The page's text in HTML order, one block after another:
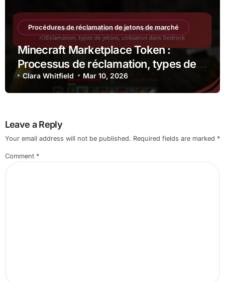
Procédures de réclamation de jetons de marché
Minecraft Marketplace Token :
Processus de réclamation, types de
jetons, utilisation dans Bedrock
Clara Whitfield Mar 10, 2026
Leave a Reply
Your email address will not be published. Required fields are marked *
Comment *